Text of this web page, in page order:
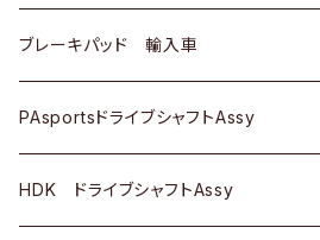
三菱
スバル
ＢＥＮＺ
三菱
スバル
マツダ
三菱
スバル
ダイハツ
マツダ
三菱
日産
ダイハツ
マツダ
日産
ダイハツ
マツダ
ホンダ
スズキ
日産
ＡＵＤＩ
ＢＥＮＺ
ＢＭＷ
ブレーキパッド 輸入車
ＢＥＮＺ
ＢＭＷ
PAsportsドライブシャフトAssy
トヨタ
HDK ドライブシャフトAssy